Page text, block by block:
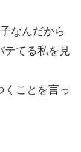
なんだから
テてる私を見
くことを言っ